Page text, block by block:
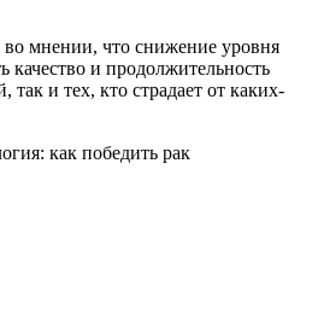
мнении, что снижение уровня
качество и продолжительность
и тех, кто страдает от каких-
как победить рак